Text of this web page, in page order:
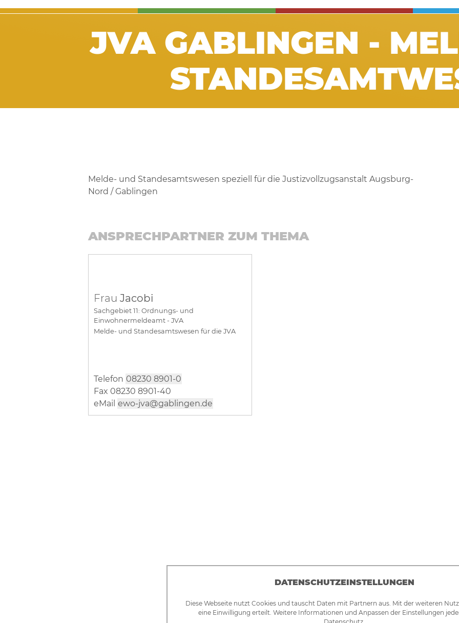
JVA GABLINGEN -
Melde- und Standesamtswesen speziell für die Justizvollzugsanstalt Augsburg-
Nord / Gablingen
ANSPRECHPARTNER ZUM THEMA
Frau Jacobi
Sachgebiet 11: Ordnungs- und
Einwohnermeldeamt - JVA
Melde- und Standesamtswesen für die JVA
Telefon 08230 8901-0
Fax 08230 8901-40
eMail ewo-jva@gablingen.de
DATENSCHUTZEINSTELLUNGEN
Diese Webseite nutzt Cookies und tauscht Daten mit Partnern aus. Mit der weiteren
eine Einwilligung erteilt. Weitere Informationen und Anpassen der Einstellungen